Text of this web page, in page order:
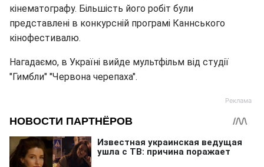
кінематографу. Більшість його робіт були
представлені в конкурсній програмі Каннського
кінофестивалю.
Нагадаємо, в Україні вийде мультфільм від студії
"Гимбли" "Червона черепаха".